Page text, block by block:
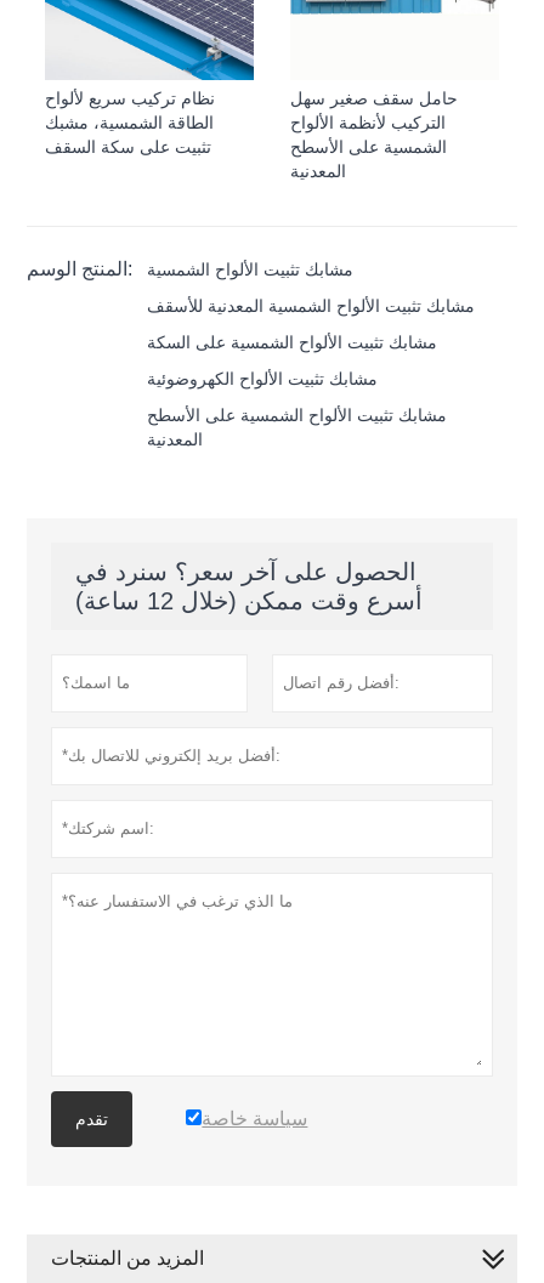
نظام تركيب سريع لألواح
الطاقة الشمسية، مشبك
تثبيت على سكة السقف
حامل سقف صغير سهل
التركيب لأنظمة الألواح
الشمسية على الأسطح
المعدنية
المنتج الوسم:
مشابك تثبيت الألواح الشمسية
مشابك تثبيت الألواح الشمسية المعدنية للأسقف
مشابك تثبيت الألواح الشمسية على السكة
مشابك تثبيت الألواح الكهروضوئية
مشابك تثبيت الألواح الشمسية على الأسطح
المعدنية
الحصول على آخر سعر؟ سنرد في
أسرع وقت ممكن (خلال 12 ساعة)
تقدم سياسة خاصة
المزيد من المنتجات